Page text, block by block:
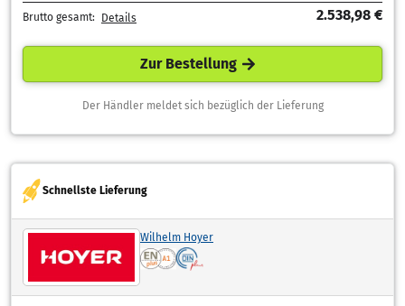
Brutto gesamt: Details 2.538,98 €
Zur Bestellung
Der Händler meldet sich bezüglich der Lieferung
Schnellste Lieferung
Wilhelm Hoyer